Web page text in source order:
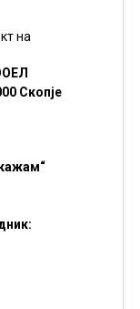
на
Скопје